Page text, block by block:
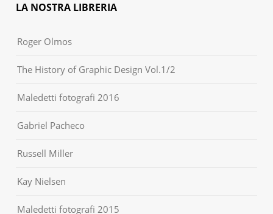
LA NOSTRA LIBRERIA
Roger Olmos
The History of Graphic Design Vol.1/2
Maledetti fotografi 2016
Gabriel Pacheco
Russell Miller
Kay Nielsen
Maledetti fotografi 2015